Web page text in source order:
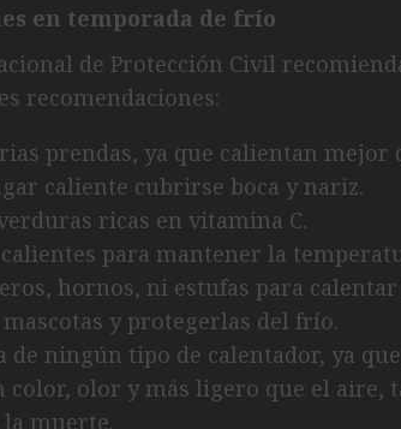
en temporada de frío
de Protección Civil
recomendaciones:
prendas, ya que calientan mejor
caliente cubrirse boca y nariz.
ricas en vitamina C.
para mantener la
hornos, ni estufas para calentar
y protegerlas del frío.
de ningún tipo de calentador, ya
color, olor y más ligero que el aire,
muerte.